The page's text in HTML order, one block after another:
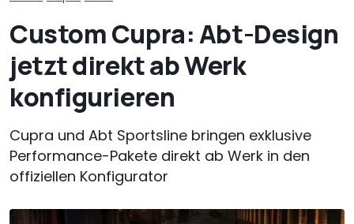
Custom Cupra: Abt-Design
jetzt direkt ab Werk
konfigurieren
Cupra und Abt Sportsline bringen exklusive
Performance-Pakete direkt ab Werk in den
offiziellen Konfigurator